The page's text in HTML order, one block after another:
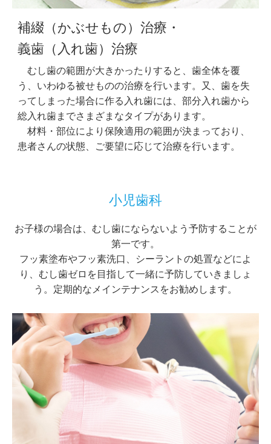
補綴（かぶせもの）治療・
義歯（入れ歯）治療
むし歯の範囲が大きかったりすると、歯全体を覆
う、いわゆる被せものの治療を行います。又、歯を失
ってしまった場合に作る入れ歯には、部分入れ歯から
総入れ歯までさまざまなタイプがあります。
材料・部位により保険適用の範囲が決まっており、
患者さんの状態、ご要望に応じて治療を行います。
小児歯科
お子様の場合は、むし歯にならないよう予防することが
第一です。
フッ素塗布やフッ素洗口、シーラントの処置などによ
り、むし歯ゼロを目指して一緒に予防していきましょ
う。定期的なメインテナンスをお勧めします。